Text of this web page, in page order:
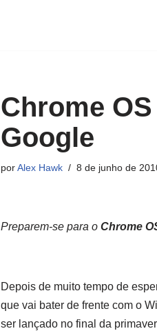
Chrome
Google
porAlex Hawk 8 de junho de
Preparem-se para o Chrome
Depois de muito tempo de
que vai bater de frente com o
ser lançado no final da